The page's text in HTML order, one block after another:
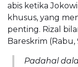
abis ketika
khusus, yang
penting. Rizal
Bareskrim (Rabu,
Padahal